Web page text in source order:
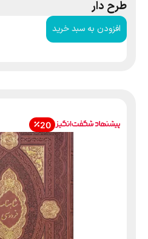
طرح دار
افزودن به سبد خرید
20